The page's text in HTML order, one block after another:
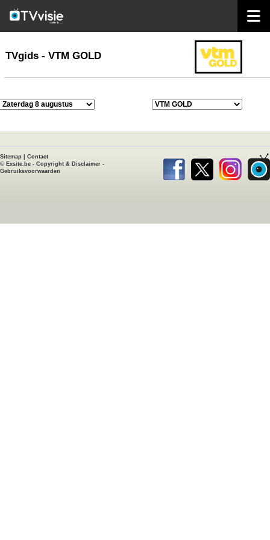
TVgids
TVgids - VTM GOLD
Sitemap
Contact
© Exsite.be - Copyright & Disclaimer -
Gebruiksvoorwaarden